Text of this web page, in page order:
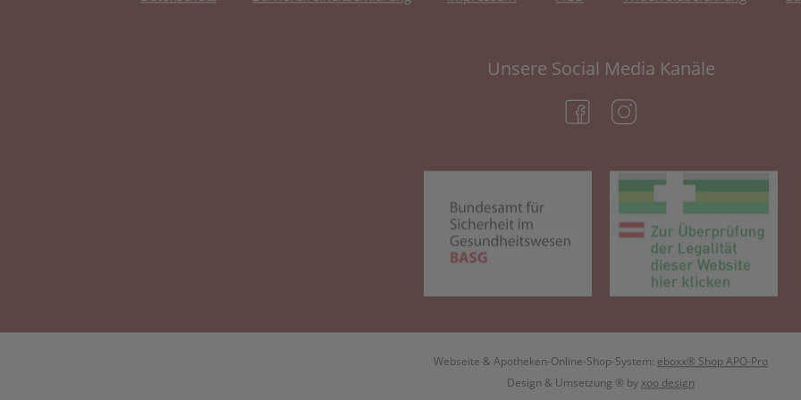
Unsere Social Media Kanäle
(öffnet in neuem Tab)
(öffnet in neuem Tab)
Webseite & Apotheken-Online-Shop-System: eboxx® Shop APO-Pro
Design & Umsetzung ® by xoo design